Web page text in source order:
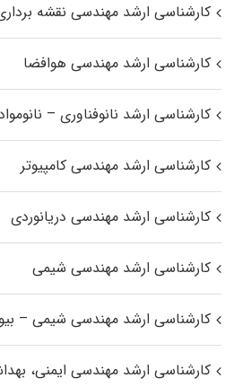
کارشناسی ارشد مهندسی نقشه
کارشناسی ارشد مهندسی هوافضا
کارشناسی ارشد نانوفناوری –
کارشناسی ارشد مهندسی کامپیوتر
کارشناسی ارشد مهندسی دریانوردی
کارشناسی ارشد مهندسی شیمی
کارشناسی ارشد مهندسی شیمی –
کارشناسی ارشد مهندسی ایمنی،